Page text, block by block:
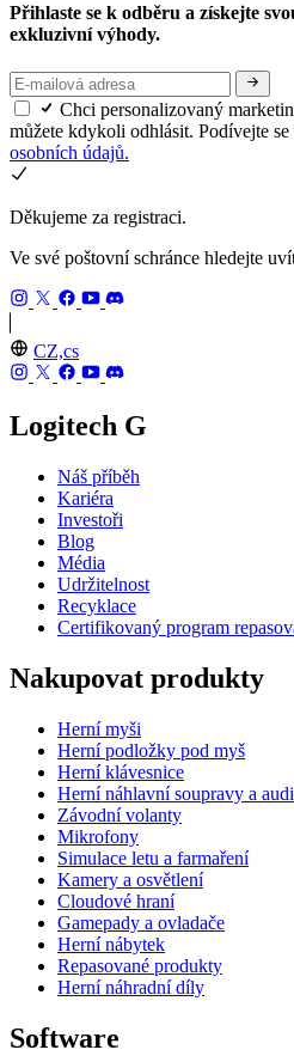
Přihlaste se k odběru a získejte
exkluzivní výhody.
Chci personalizovaný
můžete kdykoli odhlásit. Podívejte se
osobních údajů.
Děkujeme za registraci.
Ve své poštovní schránce hledejte
CZ,cs
Logitech G
Náš příběh
Kariéra
Investoři
Blog
Média
Udržitelnost
Recyklace
Certifikovaný program
Nakupovat produkty
Herní myši
Herní podložky pod myš
Herní klávesnice
Herní náhlavní soupravy a
Závodní volanty
Mikrofony
Simulace letu a farmaření
Kamery a osvětlení
Cloudové hraní
Gamepady a ovladače
Herní nábytek
Repasované produkty
Herní náhradní díly
Software